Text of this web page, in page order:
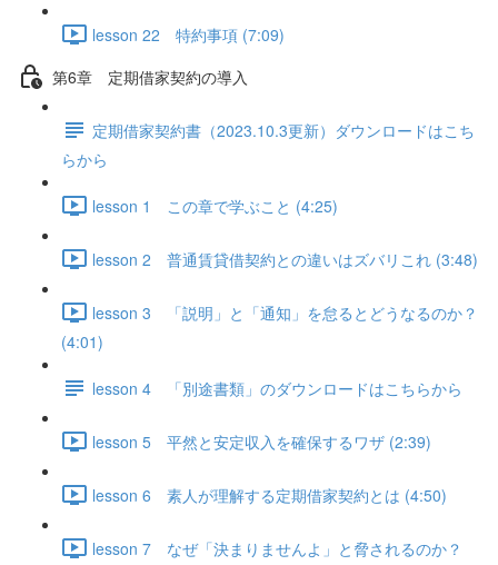
lesson 22 特約事項 (7:09)
第6章 定期借家契約の導入
定期借家契約書（2023.10.3更新）ダウンロードはこち
らから
lesson 1 この章で学ぶこと (4:25)
lesson 2 普通賃貸借契約との違いはズバリこれ (3:48)
lesson 3 「説明」と「通知」を怠るとどうなるのか？
(4:01)
lesson 4 「別途書類」のダウンロードはこちらから
lesson 5 平然と安定収入を確保するワザ (2:39)
lesson 6 素人が理解する定期借家契約とは (4:50)
lesson 7 なぜ「決まりませんよ」と脅されるのか？